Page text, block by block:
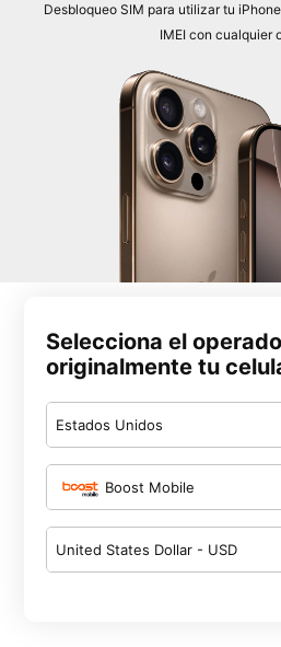
Desbloqueo SIM para utilizar tu
IMEI con cualquier
Selecciona el
originalmente tu
Estados Unidos
Boost Mobile
United States Dollar - USD